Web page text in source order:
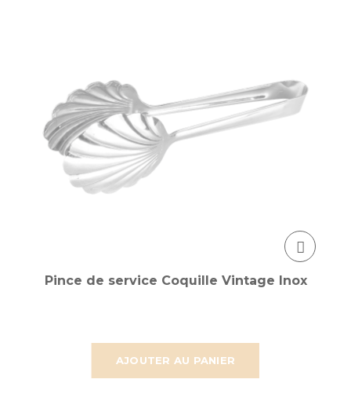
AJOUTER AU PANIER
Pince de service Coquille Vintage Inox